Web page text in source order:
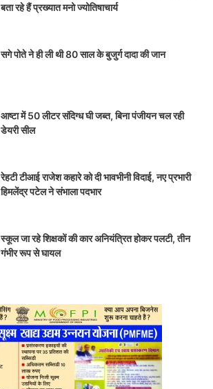
बता रहे हैं प्रख्यात मनो ज्योतिषाचार्य
सगे पोते ने ही ली थी 80 साल के बुजुर्ग दादा की जान
आष्टा में 50 लीटर संदिग्ध घी जब्त, बिना पंजीयन चल रही
डेयरी सील
रेहटी टीआई राजेश कहारे को दी भावभीनी विदाई, नए प्रभारी
हिमलेंद्र पटेल ने संभाला पदभार
स्कूल जा रहे शिक्षकों की कार अनियंत्रित होकर पलटी, तीन
गंभीर रूप से घायल